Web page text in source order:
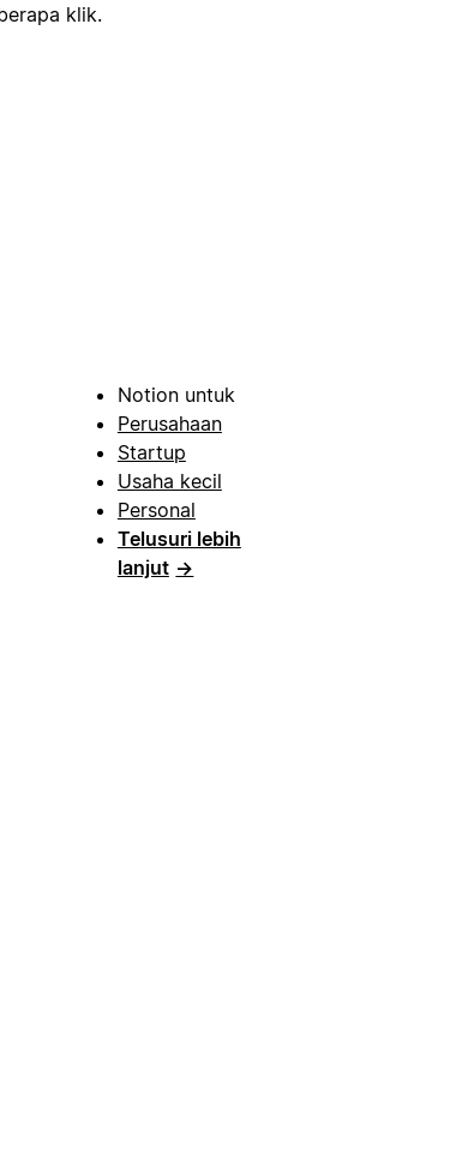
klik.
Notion untuk
Perusahaan
Startup
Usaha kecil
Personal
Telusuri lebih
lanjut →